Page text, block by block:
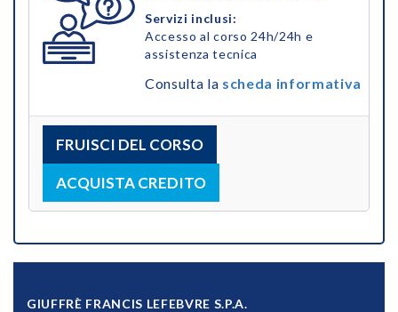
Servizi inclusi:
Accesso al corso 24h/24h e
assistenza tecnica
Consulta la scheda informativa
FRUISCI DEL CORSO
ACQUISTA CREDITO
GIUFFRÈ FRANCIS LEFEBVRE S.P.A.